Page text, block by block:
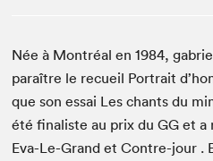
Née à Montréal en 1984,
paraître le recueil Portrait
que son essai Les chants du
été finaliste au prix du GG et
Eva-Le-Grand et Contre-jour .